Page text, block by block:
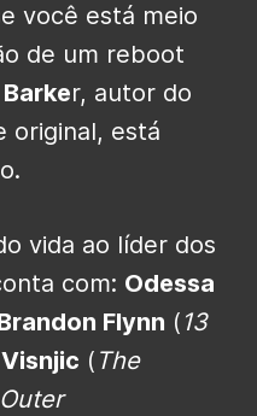
você está meio
de um reboot
r, autor do
original, está
vida ao líder dos
com: Odessa
Flynn ( 13
( The
Outer